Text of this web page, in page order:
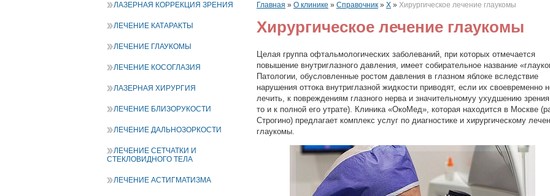
ЛАЗЕРНАЯ КОРРЕКЦИЯ ЗРЕНИЯ
ЛЕЧЕНИЕ КАТАРАКТЫ
ЛЕЧЕНИЕ ГЛАУКОМЫ
ЛЕЧЕНИЕ КОСОГЛАЗИЯ
ЛАЗЕРНАЯ ХИРУРГИЯ
ЛЕЧЕНИЕ БЛИЗОРУКОСТИ
ЛЕЧЕНИЕ ДАЛЬНОЗОРКОСТИ
ЛЕЧЕНИЕ СЕТЧАТКИ И
СТЕКЛОВИДНОГО ТЕЛА
ЛЕЧЕНИЕ АСТИГМАТИЗМА
Главная » О клинике » Справочник » Х » Хирургическое лечение глаукомы
Хирургическое лечение глаукомы
Целая группа офтальмологических заболеваний, при которых отмечается
повышение внутриглазного давления, имеет собирательное название
Патологии, обусловленные ростом давления в глазном яблоке вследствие
нарушения оттока внутриглазной жидкости приводят, если их своевременно
лечить, к повреждениям глазного нерва и значительномуу ухудшению
то и к полной его утрате). Клиника «ОкоМед», которая находится в Москве
Строгино) предлагает комплекс услуг по диагностике и хирургическому
глаукомы.